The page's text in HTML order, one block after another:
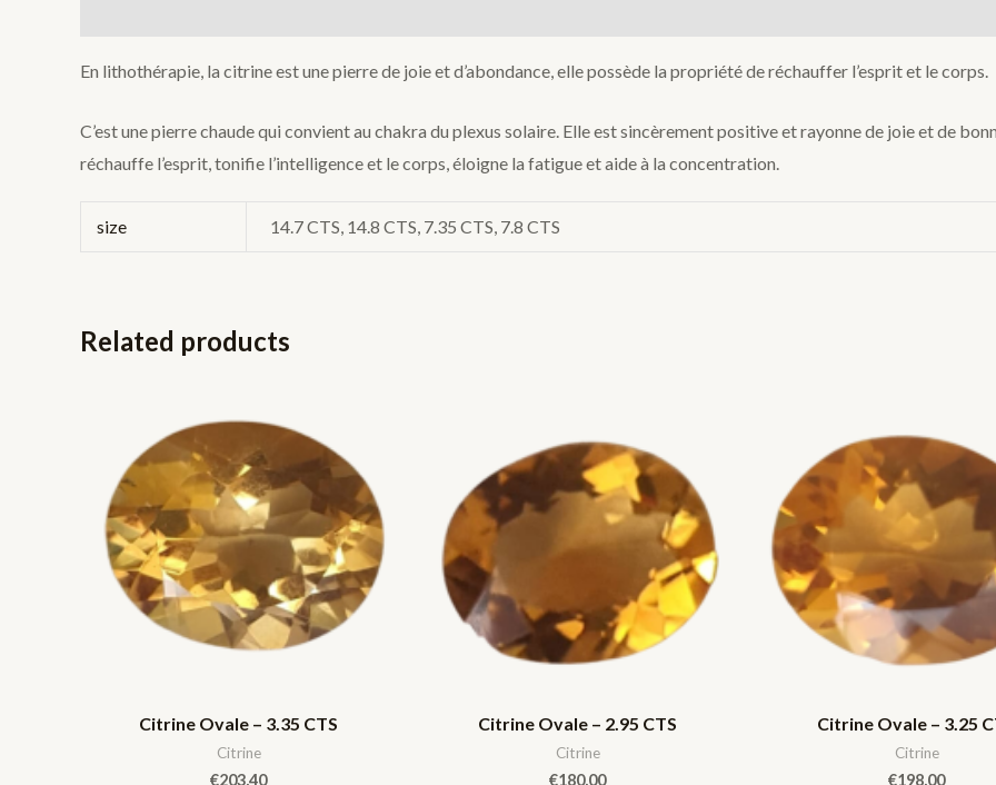
En lithothérapie, la citrine est une pierre de joie et d’abondance, elle possède la propriété de réchauffer l’esprit et le corps.
C’est une pierre chaude qui convient au chakra du plexus solaire. Elle est sincèrement positive et rayonne de joie et de
réchauffe l’esprit, tonifie l’intelligence et le corps, éloigne la fatigue et aide à la concentration.
size 14.7 CTS, 14.8 CTS, 7.35 CTS, 7.8 CTS
Related products
Citrine Ovale – 3.35 CTS
Citrine
€203,40
Citrine Ovale – 2.95 CTS
Citrine
€180,00
Citrine Ovale – 3.25
Citrine
€198,00